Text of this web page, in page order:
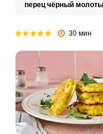
перец чёрный
30 мин